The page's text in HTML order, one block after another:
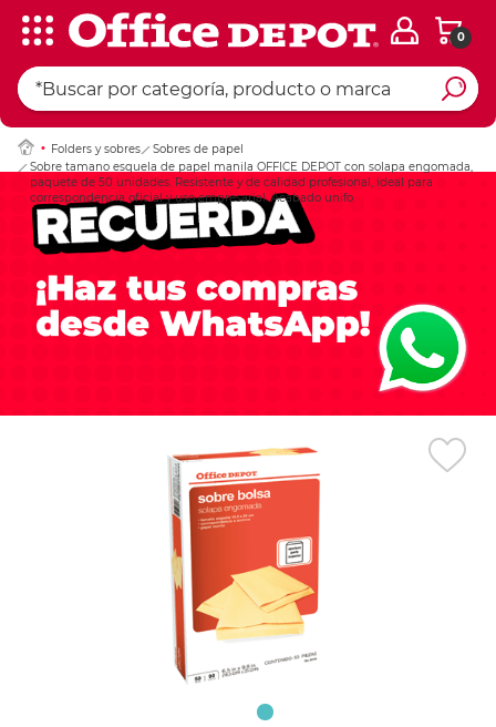
0
Folders y sobres
Sobres de papel
Sobre tamano esquela de papel manila OFFICE DEPOT con solapa engomada,
paquete de 50 unidades. Resistente y de calidad profesional, ideal para
correspondencia oficial y uso empresarial. Acabado unifo
Ingresar Codigo